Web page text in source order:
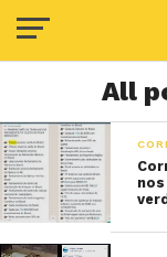
All